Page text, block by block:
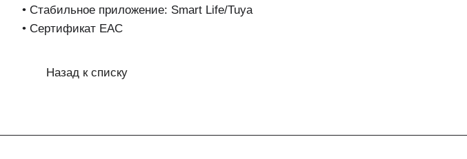
• Стабильное приложение: Smart Life/Tuya
• Сертификат EAC
Назад к списку